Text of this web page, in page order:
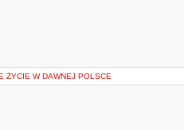
ŻYCIE W DAWNEJ POLSCE